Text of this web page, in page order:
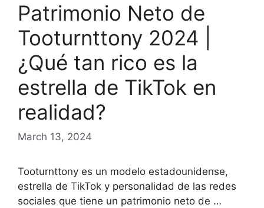
Patrimonio Neto de
Tooturnttony 2024 |
¿Qué tan rico es la
estrella de TikTok en
realidad?
March 13, 2024
Tooturnttony es un modelo estadounidense,
estrella de TikTok y personalidad de las redes
sociales que tiene un patrimonio neto de …